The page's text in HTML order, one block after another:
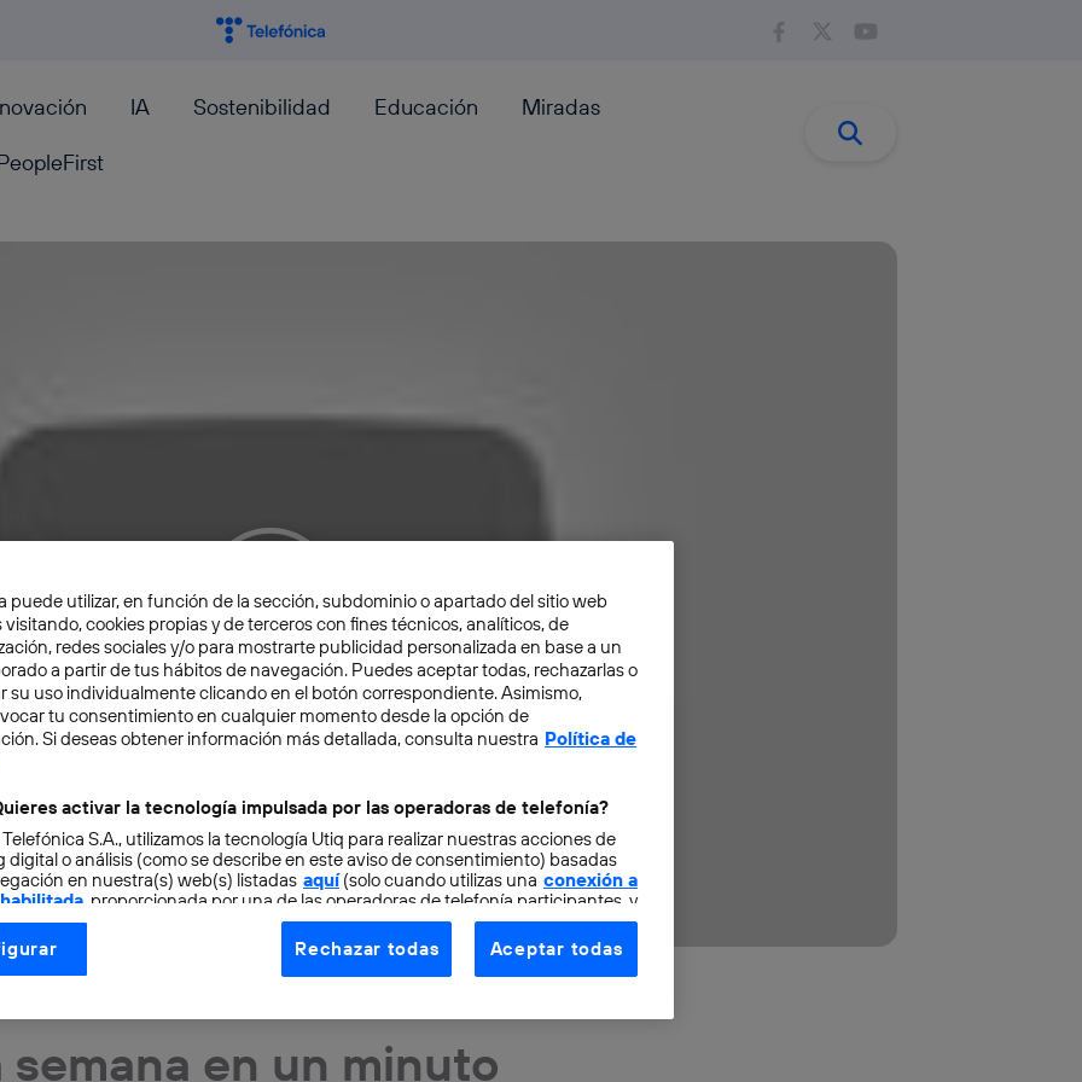
IA Sostenibilidad Educación
Miradas
Buscar
semana en un minuto
puede utilizar, en función de la sección, subdominio o apartado del sitio web
visitando, cookies propias y de terceros con fines técnicos, analíticos, de
redes sociales y/o para mostrarte publicidad personalizada en base a un
a partir de tus hábitos de navegación. Puedes aceptar todas, rechazarlas o
su uso individualmente clicando en el botón correspondiente. Asimismo,
tu consentimiento en cualquier momento desde la opción de
Si deseas obtener información más detallada, consulta nuestra Política de
activar la tecnología impulsada por las operadoras de telefonía?
S.A., utilizamos la tecnología Utiq para realizar nuestras acciones de
digital o análisis (como se describe en este aviso de consentimiento) basadas
en nuestra(s) web(s) listadas aquí(solo cuando utilizas una conexión a
, proporcionada por una de las operadoras de telefonía participantes, y
consentimiento en cada página web).
Utiq está diseñada con la privacidad como prioridad ofreciéndote elección y
a la conexión que utilizas (p. ej., número de teléfono móvil).
Rechazar todas Aceptar todas